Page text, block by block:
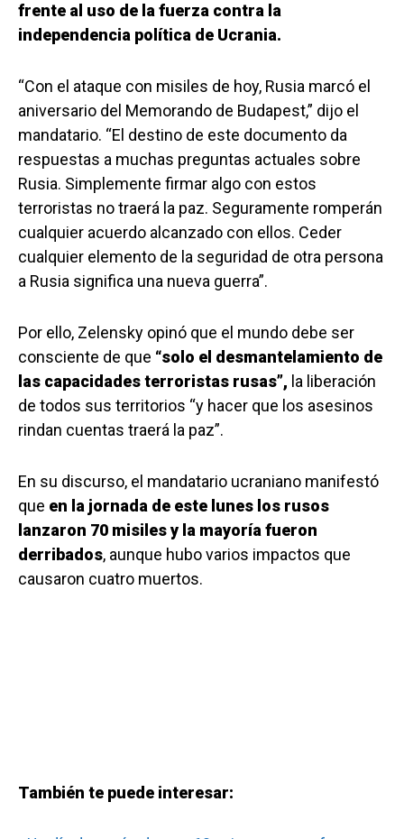
frente al uso de la fuerza contra la
independencia política de Ucrania.
“Con el ataque con misiles de hoy, Rusia marcó el
aniversario del Memorando de Budapest,” dijo el
mandatario. “El destino de este documento da
respuestas a muchas preguntas actuales sobre
Rusia. Simplemente firmar algo con estos
terroristas no traerá la paz. Seguramente romperán
cualquier acuerdo alcanzado con ellos. Ceder
cualquier elemento de la seguridad de otra persona
a Rusia significa una nueva guerra”.
Por ello, Zelensky opinó que el mundo debe ser
consciente de que “solo el desmantelamiento de
las capacidades terroristas rusas”, la liberación
de todos sus territorios “y hacer que los asesinos
rindan cuentas traerá la paz”.
En su discurso, el mandatario ucraniano manifestó
que en la jornada de este lunes los rusos
lanzaron 70 misiles y la mayoría fueron
derribados, aunque hubo varios impactos que
causaron cuatro muertos.
También te puede interesar: